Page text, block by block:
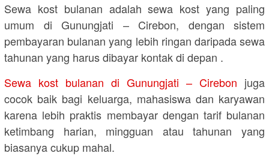
Sewa kost bulanan adalah sewa kost yang paling
umum di Gunungjati – Cirebon, dengan sistem
pembayaran bulanan yang lebih ringan daripada sewa
tahunan yang harus dibayar kontak di depan .
Sewa kost bulanan di Gunungjati – Cirebon juga
cocok baik bagi keluarga, mahasiswa dan karyawan
karena lebih praktis membayar dengan tarif bulanan
ketimbang harian, mingguan atau tahunan yang
biasanya cukup mahal.